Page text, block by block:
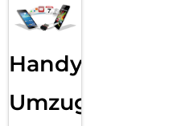
Handy
Umzug